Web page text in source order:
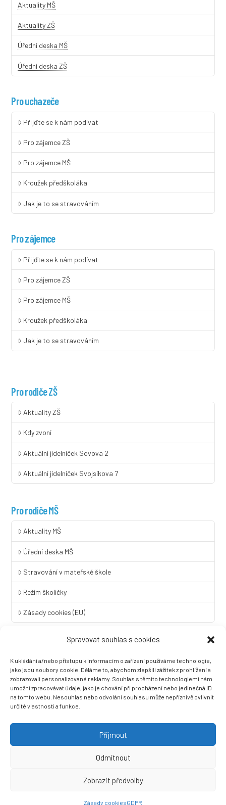
Spravovat souhlas s cookies
K ukládání a/nebo přístupu k informacím o zařízení používáme technologie,
jako jsou soubory cookie. Děláme to, abychom zlepšili zážitek z prohlížení a
zobrazovali personalizované reklamy. Souhlas s těmito technologiemi nám
umožní zpracovávat údaje, jako je chování při procházení nebo jedinečná ID
na tomto webu. Nesouhlas nebo odvolání souhlasu může nepříznivě ovlivnit
určité vlastnosti a funkce.
Přijmout
Odmítnout
Zobrazit předvolby
Zásady cookiesGDPR
Aktuality MŠ
Aktuality ZŠ
Úřední deska MŠ
Úřední deska ZŠ
Pro uchazeče
Přijďte se k nám podívat
Pro zájemce ZŠ
Pro zájemce MŠ
Kroužek předškoláka
Jak je to se stravováním
Pro zájemce
Přijďte se k nám podívat
Pro zájemce ZŠ
Pro zájemce MŠ
Kroužek předškoláka
Jak je to se stravováním
Pro rodiče ZŠ
Aktuality ZŠ
Kdy zvoní
Aktuální jídelníček Sovova 2
Aktuální jídelníček Svojsíkova 7
Pro rodiče MŠ
Aktuality MŠ
Úřední deska MŠ
Stravování v mateřské škole
Režim školičky
Zásady cookies (EU)
LINGUA UNIVERSAL soukromá základní škola a mateřská škola
s.r.o.
Sovova 2
412 01 Litoměřice
+420 416 733 690
datová schránka: 3vnipkd
Než zazvoní, s.r.o.